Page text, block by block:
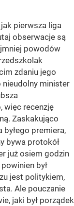
pierwsza liga
obserwacje są
powodów
zdaniu jego
nieudolny minister
więc recenzję
Zaskakująco
byłego premiera,
bywa protokół
już osiem godzin
był
jest politykiem,
Ale pouczanie
jaki był porządek